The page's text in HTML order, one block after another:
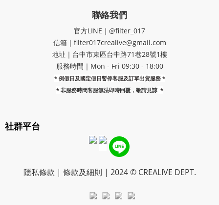
聯絡我們
官方LINE｜@filter_017
信箱｜filter017crealive@gmail.com
地址｜​台中市東區台中路71巷28號1樓
服務時間｜Mon - Fri 09:30 - 18:00
* 例假日及國定假日暫停客服及訂單出貨服務 *
* 非服務時間客服無法即時回覆，敬請見諒 *
社群平台
隱私條款 | 條款及細則 | 2024 © CREALIVE DEPT.